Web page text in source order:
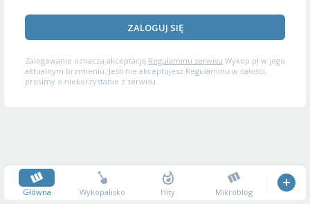
ZALOGUJ SIĘ
Zalogowanie oznacza akceptację Regulaminu serwisu Wykop.pl w jego
aktualnym brzmieniu. Jeśli nie akceptujesz Regulaminu w całości,
prosimy o niekorzystanie z serwisu.
Główna Wykopalisko Hity Mikroblog